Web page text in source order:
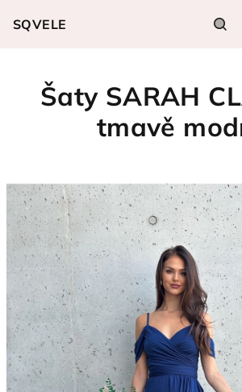
SQVELE
Šaty SARAH
tmavě